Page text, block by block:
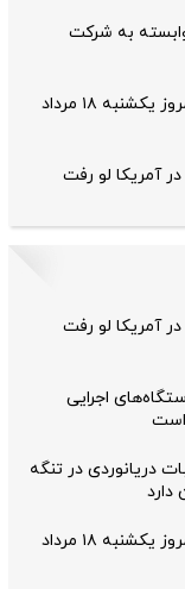
به شرکت
قیمت دلار و قیمت یورو امروز یکشنبه ۱۸ مرداد
آمریکا لو رفت
آمریکا لو رفت
دستگاه‌های اجرایی
است
دریانوردی در تنگه
قیمت دلار و قیمت یورو امروز یکشنبه ۱۸ مرداد